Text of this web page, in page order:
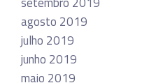
agosto 2019
julho 2019
junho 2019
maio 2019